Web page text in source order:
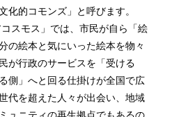
化的コモンズ」と呼びます。
スモス」では、市民が自ら「絵
の絵本と気にいった絵本を物々
が行政のサービスを「受ける
側」へと回る仕掛けが全国で広
代を超えた人々が出会い、地域